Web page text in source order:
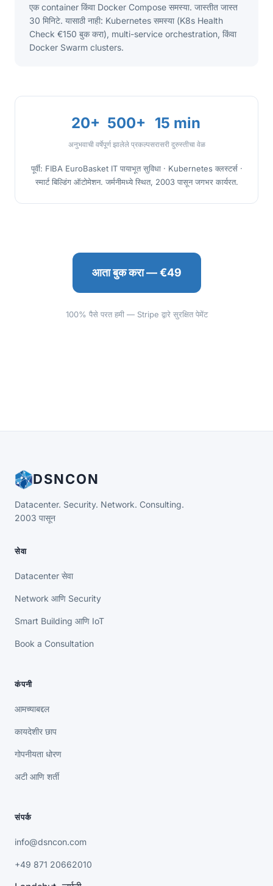
एक container किंवा Docker Compose समस्या. जास्तीत जास्त
30 मिनिटे. यासाठी नाही: Kubernetes समस्या (K8s Health
Check €150 बुक करा), multi-service orchestration, किंवा
Docker Swarm clusters.
20+
अनुभवाची वर्षे
500+
पूर्ण झालेले प्रकल्प
15 min
सरासरी दुरुस्तीचा वेळ
पूर्वी: FIBA EuroBasket IT पायाभूत सुविधा · Kubernetes क्लस्टर्स ·
स्मार्ट बिल्डिंग ऑटोमेशन. जर्मनीमध्ये स्थित, 2003 पासून जगभर कार्यरत.
आता बुक करा — €49
100% पैसे परत हमी — Stripe द्वारे सुरक्षित पेमेंट
DSNCON
Datacenter. Security. Network. Consulting.
2003 पासून
सेवा
Datacenter सेवा
Network आणि Security
Smart Building आणि IoT
Book a Consultation
कंपनी
आमच्याबद्दल
कायदेशीर छाप
गोपनीयता धोरण
अटी आणि शर्ती
संपर्क
info@dsncon.com
+49 871 20662010